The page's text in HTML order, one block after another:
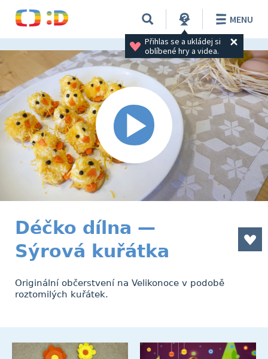
Přihlas se a ukládej si
oblíbené hry a videa.
MENU
Déčko dílna —
Sýrová kuřátka
Originální občerstvení na Velikonoce v podobě
roztomilých kuřátek.